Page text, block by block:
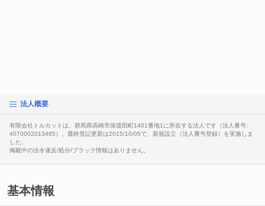
法人概要
有限会社トルカットは、群馬県高崎市保渡田町1401番地1に所在する法人です（法人番号:
4070002013485）。最終登記更新は2015/10/05で、新規設立（法人番号登録）を実施しま
した。
掲載中の法令違反/処分/ブラック情報はありません。
基本情報